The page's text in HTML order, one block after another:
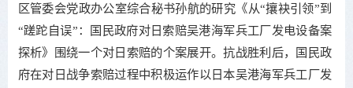
区管委会党政办公室综合秘书孙航的研究《从“攘袂引领”到
“蹉跎自误”：国民政府对日索赔吴港海军兵工厂发电设备案
探析》围绕一个对日索赔的个案展开。抗战胜利后，国民政
府在对日战争索赔过程中积极运作以日本吴港海军兵工厂发